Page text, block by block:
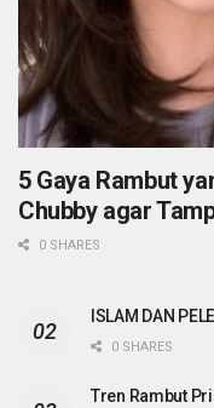
5 Gaya Rambut
Chubby agar
0 SHARES
ISLAM DAN
0 SHARES
Tren Rambut